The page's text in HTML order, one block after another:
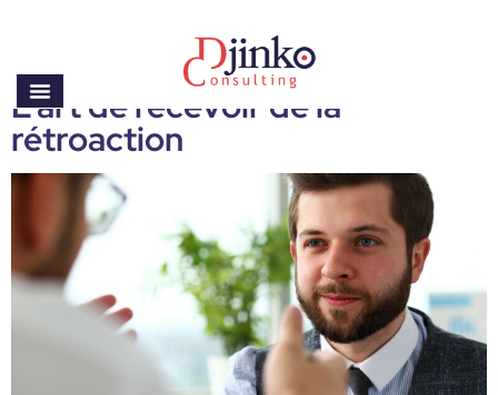
L’art de recevoir de la
rétroaction